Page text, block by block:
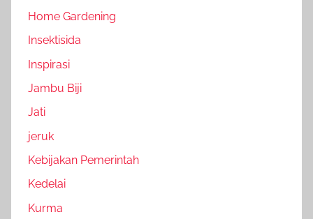
Home Gardening
Insektisida
Inspirasi
Jambu Biji
Jati
jeruk
Kebijakan Pemerintah
Kedelai
Kurma